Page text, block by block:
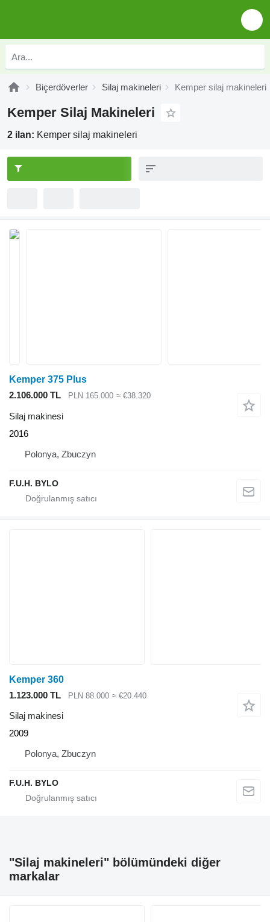
Biçerdöverler Silaj makineleri Kemper silaj makineleri
Kemper Silaj Makineleri
2 ilan: Kemper silaj makineleri
Kemper 375 Plus
2.106.000 TL
PLN 165.000 ≈ €38.320
Silaj makinesi
2016
Polonya, Zbuczyn
F.U.H. BYLO
Kemper 360
1.123.000 TL
PLN 88.000 ≈ €20.440
Silaj makinesi
2009
Polonya, Zbuczyn
F.U.H. BYLO
"Silaj makineleri" bölümündeki diğer
markalar